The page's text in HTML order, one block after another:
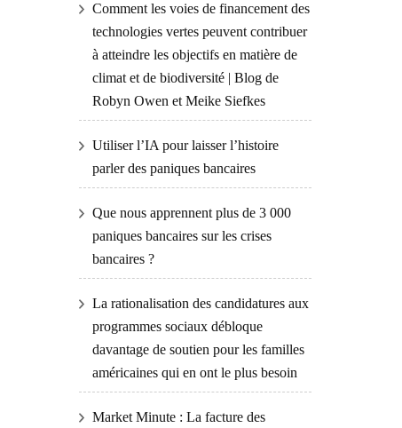
Comment les voies de financement des
technologies vertes peuvent contribuer
à atteindre les objectifs en matière de
climat et de biodiversité | Blog de
Robyn Owen et Meike Siefkes
Utiliser l’IA pour laisser l’histoire
parler des paniques bancaires
Que nous apprennent plus de 3 000
paniques bancaires sur les crises
bancaires ?
La rationalisation des candidatures aux
programmes sociaux débloque
davantage de soutien pour les familles
américaines qui en ont le plus besoin
Market Minute : La facture des